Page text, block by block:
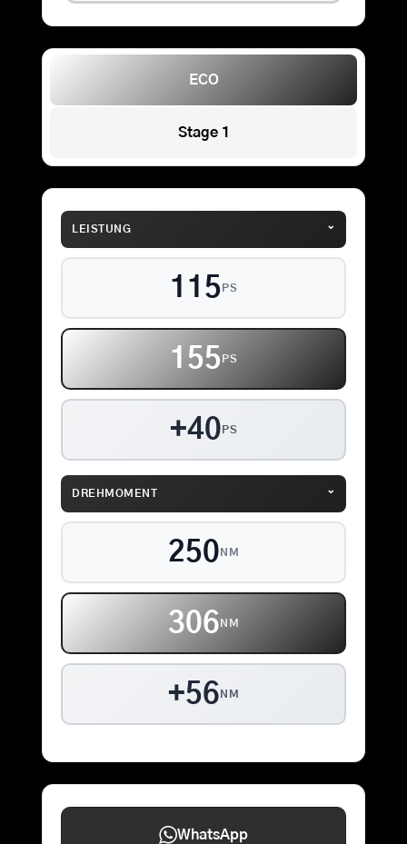
ECO
Stage 1
LEISTUNG ⌄
115 PS
155 PS
+40 PS
DREHMOMENT ⌄
250 NM
306 NM
+56 NM
WhatsApp